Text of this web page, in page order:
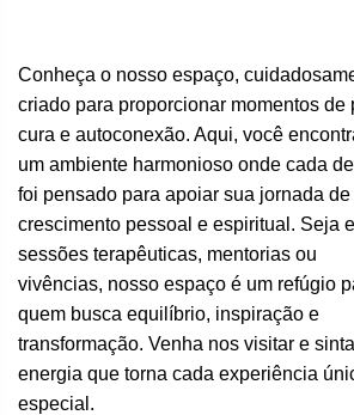
Conheça o nosso espaço,
criado para proporcionar momentos de
cura e autoconexão. Aqui, você
um ambiente harmonioso onde cada
foi pensado para apoiar sua jornada de
crescimento pessoal e espiritual. Seja
sessões terapêuticas, mentorias ou
vivências, nosso espaço é um refúgio
quem busca equilíbrio, inspiração e
transformação. Venha nos visitar e
energia que torna cada experiência
especial.